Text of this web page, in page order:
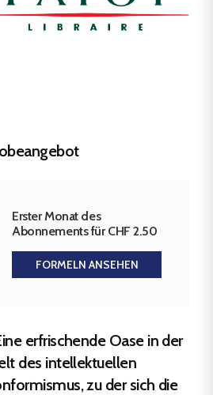
Erster Monat des
Abonnements für CHF 2.50
FORMELN ANSEHEN
erfrischende Oase in der
des intellektuellen
zu der sich die